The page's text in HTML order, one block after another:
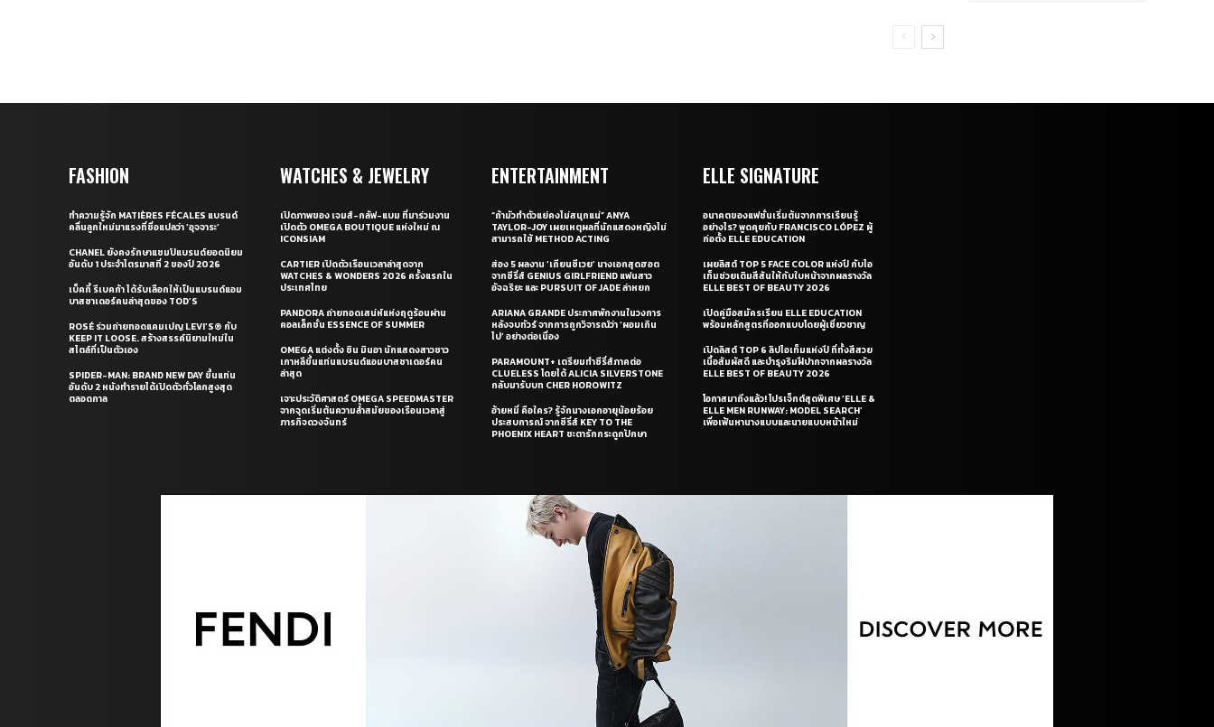
FASHION
ทำความรู้จัก MATIÈRES FÉCALES แบรนด์
คลื่นลูกใหม่มาแรงที่ชื่อแปลว่า ‘อุจจาระ’
CHANEL ยังคงรักษาแชมป์แบรนด์ยอดนิยม
อันดับ 1 ประจำไตรมาสที่ 2 ของปี 2026
เบ็คกี้ รีเบคก้า ได้รับเลือกให้เป็นแบรนด์แอม
บาสซาเดอร์คนล่าสุดของ TOD’S
ROSÉ ร่วมถ่ายทอดแคมเปญ LEVI’S® กับ
KEEP IT LOOSE. สร้างสรรค์นิยามใหม่ใน
สไตล์ที่เป็นตัวเอง
SPIDER-MAN: BRAND NEW DAY ขึ้นแท่น
อันดับ 2 หนังทำรายได้เปิดตัวทั่วโลกสูงสุด
ตลอดกาล
WATCHES & JEWELRY
เปิดภาพของ เจมส์-กลัฟ-แบม ที่มาร่วมงาน
เปิดตัว OMEGA BOUTIQUE แห่งใหม่ ณ
ICONSIAM
CARTIER เปิดตัวเรือนเวลาล่าสุดจาก
WATCHES & WONDERS 2026 ครั้งแรกใน
ประเทศไทย
PANDORA ถ่ายทอดเสน่ห์แห่งฤดูร้อนผ่าน
คอลเล็กชั่น ESSENCE OF SUMMER
OMEGA แต่งตั้ง ชิน มินอา นักแสดงสาวชาว
เกาหลีขึ้นแท่นแบรนด์แอมบาสซาเดอร์คน
ล่าสุด
เจาะประวัติศาสตร์ OMEGA SPEEDMASTER
จากจุดเริ่มต้นความล้ำสมัยของเรือนเวลาสู่
ภารกิจดวงจันทร์
ENTERTAINMENT
“ถ้ามัวทำตัวแย่คงไม่สนุกแน่” ANYA
TAYLOR-JOY เผยเหตุผลที่นักแสดงหญิงไม่
สามารถใช้ METHOD ACTING
ส่อง 5 ผลงาน ‘เถียนซีเวย’ นางเอกสุดฮอต
จากซีรี่ส์ GENIUS GIRLFRIEND แฟนสาว
อัจฉริยะ และ PURSUIT OF JADE ล่าหยก
ARIANA GRANDE ประกาศพักงานในวงการ
หลังจบทัวร์ จากการถูกวิจารณ์ว่า ‘ผอมเกิน
ไป’ อย่างต่อเนื่อง
PARAMOUNT+ เตรียมทำซีรี่ส์ภาคต่อ
CLUELESS โดยได้ ALICIA SILVERSTONE
กลับมารับบท CHER HOROWITZ
อ้ายหมี่ คือใคร? รู้จักนางเอกอายุน้อยร้อย
ประสบการณ์ จากซีรี่ส์ KEY TO THE
PHOENIX HEART ชะตารักกระดูกปักษา
ELLE SIGNATURE
อนาคตของแฟชั่นเริ่มต้นจากการเรียนรู้
อย่างไร? พูดคุยกับ FRANCISCO LÓPEZ ผู้
ก่อตั้ง ELLE EDUCATION
เผยลิสต์ TOP 5 FACE COLOR แห่งปี กับไอ
เท็มช่วยเติมสีสันให้กับใบหน้าจากผลรางวัล
ELLE BEST OF BEAUTY 2026
เปิดคู่มือสมัครเรียน ELLE EDUCATION
พร้อมหลักสูตรที่ออกแบบโดยผู้เชี่ยวชาญ
เปิดลิสต์ TOP 6 ลิปไอเท็มแห่งปี ที่ทั้งสีสวย
เนื้อสัมผัสดี และบำรุงริมฝีปากจากผลรางวัล
ELLE BEST OF BEAUTY 2026
โอกาสมาถึงแล้ว! โปรเจ็กต์สุดพิเศษ ‘ELLE &
ELLE MEN RUNWAY: MODEL SEARCH’
เพื่อเฟ้นหานางแบบและนายแบบหน้าใหม่